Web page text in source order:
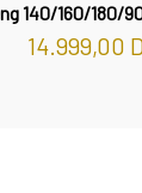
140/160/180/
14.999,00